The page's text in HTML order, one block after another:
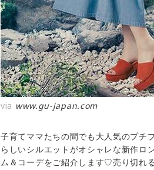
via www.gu-japan.com
子育てママたちの間でも大人気のプチ
らしいシルエットがオシャレな新作ロ
ム＆コーデをご紹介します♡売り切れ